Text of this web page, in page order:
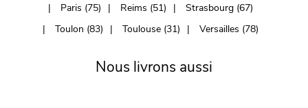
Paris (75)
Reims (51)
Strasbourg (67)
Toulon (83)
Toulouse (31) Versailles (78)
Nous livrons aussi